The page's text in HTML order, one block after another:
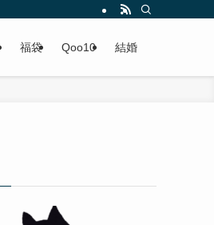
福袋 Qoo10 結婚